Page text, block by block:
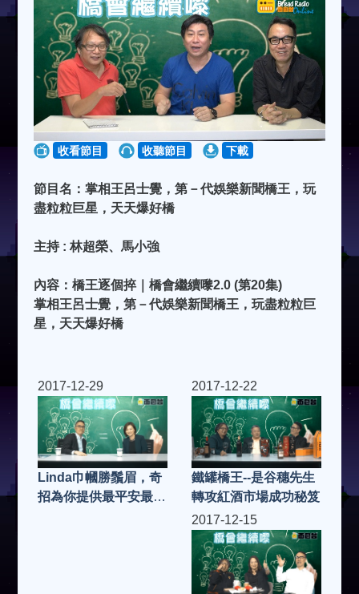
收看節目 收聽節目 下載
節目名：掌相王呂士覺，第－代娛樂新聞橋王，玩
盡粒粒巨星，天天爆好橋
主持 : 林超榮、馬小強
內容：橋王逐個捽｜橋會繼續嚟2.0 (第20集)
掌相王呂士覺，第－代娛樂新聞橋王，玩盡粒粒巨
星，天天爆好橋
2017-12-29
Linda巾幗勝鬚眉，奇
招為你提供最平安最高
2017-12-22
鐵罐橋王--是谷穗先生
轉攻紅酒市場成功秘笈
2017-12-15